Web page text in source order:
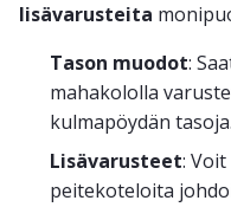
lisävarusteita
Tason muodot:
mahakololla
kulmapöydän tasoja.
Lisävarusteet:
peitekoteloita